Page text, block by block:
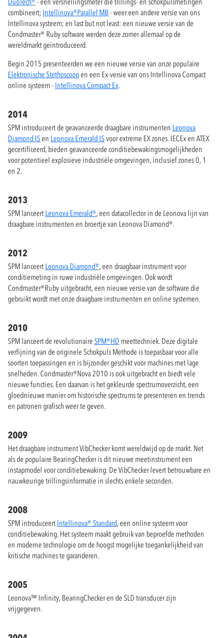
combineert; Intellinova®Parallel MB - weer een andere versie van ons
Intellinova systeem; en last but not least: een nieuwe versie van de
Condmaster® Ruby software werden deze zomer allemaal op de
wereldmarkt geïntroduceerd.
Begin 2015 presenteerden we een nieuwe versie van onze populaire
Elektronische Stethoscoopen een Ex-versie van ons Intellinova Compact
online systeem - Intellinova Compact Ex.
2014
SPM introduceert de geavanceerde draagbare instrumenten Leonova
Diamond ISen Leonova Emerald ISvoor extreme EX zones. IECEx en ATEX
gecertificeerd, bieden geavanceerde conditiebewakingsmogelijkheden
voor potentieel explosieve industriële omgevingen, inclusief zones 0, 1
en 2.
2013
SPM lanceert Leonova Emerald®, een datacollector in de Leonova lijn van
draagbare instrumenten en broertje van Leonova Diamond®.
2012
SPM lanceert Leonova Diamond®, een draagbaar instrument voor
conditiemeting in ruwe industriële omgevingen. Ook wordt
Condmaster®Ruby uitgebracht, een nieuwe versie van de software die
gebruikt wordt met onze draagbare instrumenten en online systemen.
2010
SPM lanceert de revolutionaire SPM®HD meettechniek. Deze digitale
verfijning van de originele Schokpuls Methode is toepasbaar voor alle
soorten toepassingen en is bijzonder geschikt voor machines met lage
snelheden. Condmaster®Nova 2010 is ook uitgebracht en biedt vele
nieuwe functies. Een daarvan is het gekleurde spectrumoverzicht, een
gloednieuwe manier om historische spectrums te presenteren en trends
en patronen grafisch weer te geven.
2009
Het draagbare instrument VibChecker komt wereldwijd op de markt. Net
als de populaire BearingChecker is dit nieuwe meetinstrument een
instapmodel voor conditiebewaking. De VibChecker levert betrouwbare en
nauwkeurige trillingsinformatie in slechts enkele seconden.
2008
SPM introduceert Intellinova® Standard, een online systeem voor
conditiebewaking. Het systeem maakt gebruik van beproefde methoden
en moderne technologie om de hoogst mogelijke toegankelijkheid van
kritische machines te garanderen.
2005
Leonova™ Infinity, BearingChecker en de SLD transducer zijn
vrijgegeven.